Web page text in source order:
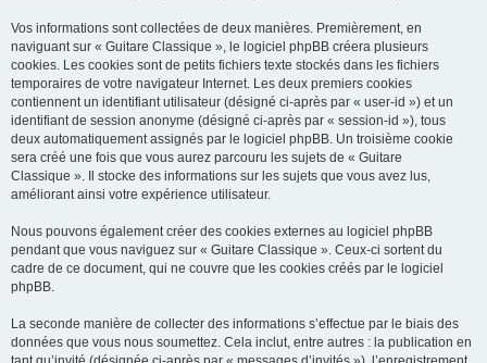
Vos informations sont collectées de deux manières. Premièrement, en
naviguant sur « Guitare Classique », le logiciel phpBB créera plusieurs
cookies. Les cookies sont de petits fichiers texte stockés dans les fichiers
temporaires de votre navigateur Internet. Les deux premiers cookies
contiennent un identifiant utilisateur (désigné ci-après par « user-id ») et un
identifiant de session anonyme (désigné ci-après par « session-id »), tous
deux automatiquement assignés par le logiciel phpBB. Un troisième cookie
sera créé une fois que vous aurez parcouru les sujets de « Guitare
Classique ». Il stocke des informations sur les sujets que vous avez lus,
améliorant ainsi votre expérience utilisateur.
Nous pouvons également créer des cookies externes au logiciel phpBB
pendant que vous naviguez sur « Guitare Classique ». Ceux-ci sortent du
cadre de ce document, qui ne couvre que les cookies créés par le logiciel
phpBB.
La seconde manière de collecter des informations s’effectue par le biais des
données que vous nous soumettez. Cela inclut, entre autres : la publication en